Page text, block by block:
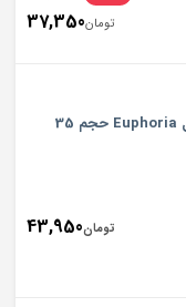
تومان37,350
ادوپرفیوم زنانه اسکلاره مدل Euphoria حجم 35
تومان43,950